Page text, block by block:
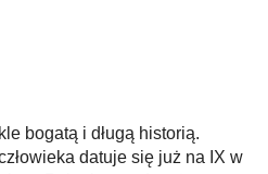
bogatą i długą historią.
datuje się już na IX w